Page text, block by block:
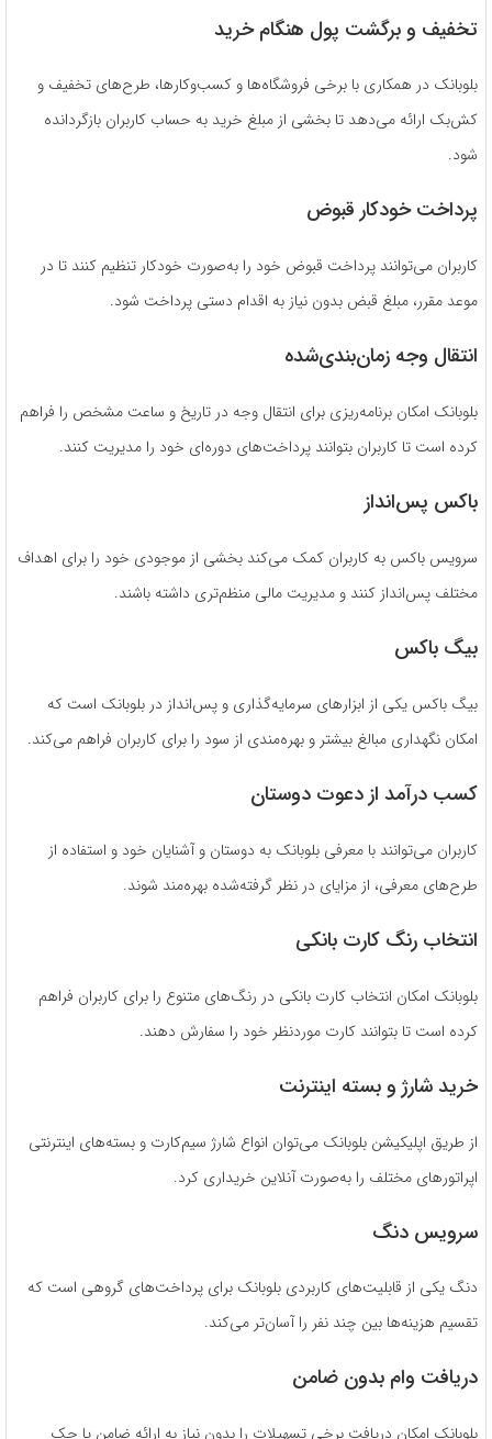
تخفیف و برگشت پول هنگام خرید
بلوبانک در همکاری با برخی فروشگاه‌ها و کسب‌وکارها، طرح‌های تخفیف و
کش‌بک ارائه می‌دهد تا بخشی از مبلغ خرید به حساب کاربران بازگردانده
شود.
پرداخت خودکار قبوض
کاربران می‌توانند پرداخت قبوض خود را به‌صورت خودکار تنظیم کنند تا در
موعد مقرر، مبلغ قبض بدون نیاز به اقدام دستی پرداخت شود.
انتقال وجه زمان‌بندی‌شده
بلوبانک امکان برنامه‌ریزی برای انتقال وجه در تاریخ و ساعت مشخص را فراهم
کرده است تا کاربران بتوانند پرداخت‌های دوره‌ای خود را مدیریت کنند.
باکس پس‌انداز
سرویس باکس به کاربران کمک می‌کند بخشی از موجودی خود را برای اهداف
مختلف پس‌انداز کنند و مدیریت مالی منظم‌تری داشته باشند.
بیگ باکس
بیگ باکس یکی از ابزارهای سرمایه‌گذاری و پس‌انداز در بلوبانک است که
امکان نگهداری مبالغ بیشتر و بهره‌مندی از سود را برای کاربران فراهم می‌کند.
کسب درآمد از دعوت دوستان
کاربران می‌توانند با معرفی بلوبانک به دوستان و آشنایان خود و استفاده از
طرح‌های معرفی، از مزایای در نظر گرفته‌شده بهره‌مند شوند.
انتخاب رنگ کارت بانکی
بلوبانک امکان انتخاب کارت بانکی در رنگ‌های متنوع را برای کاربران فراهم
کرده است تا بتوانند کارت موردنظر خود را سفارش دهند.
خرید شارژ و بسته اینترنت
از طریق اپلیکیشن بلوبانک می‌توان انواع شارژ سیم‌کارت و بسته‌های اینترنتی
اپراتورهای مختلف را به‌صورت آنلاین خریداری کرد.
سرویس دنگ
دنگ یکی از قابلیت‌های کاربردی بلوبانک برای پرداخت‌های گروهی است که
تقسیم هزینه‌ها بین چند نفر را آسان‌تر می‌کند.
دریافت وام بدون ضامن
بلوبانک امکان دریافت برخی تسهیلات را بدون نیاز به ارائه ضامن یا چک